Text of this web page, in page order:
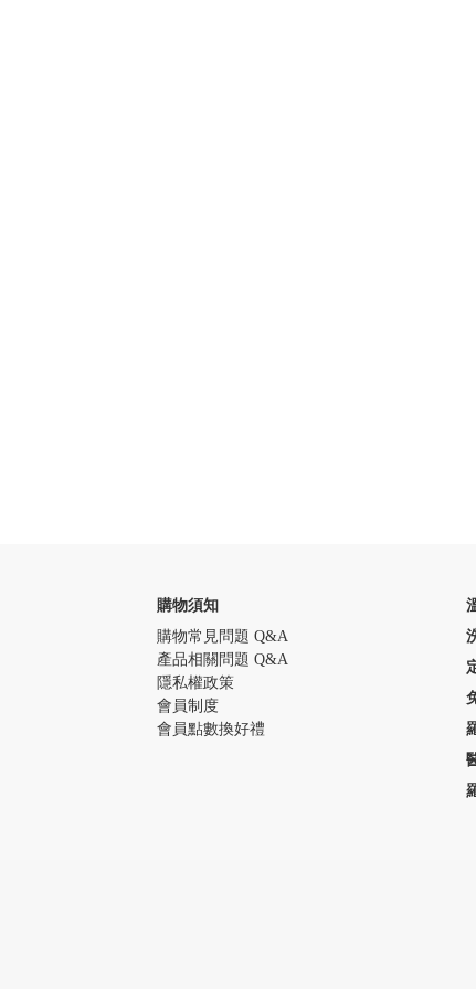
購物須知
購物常見問題 Q&A
產品相關問題 Q&A
隱私權政策
會員制度
會員點數換好禮